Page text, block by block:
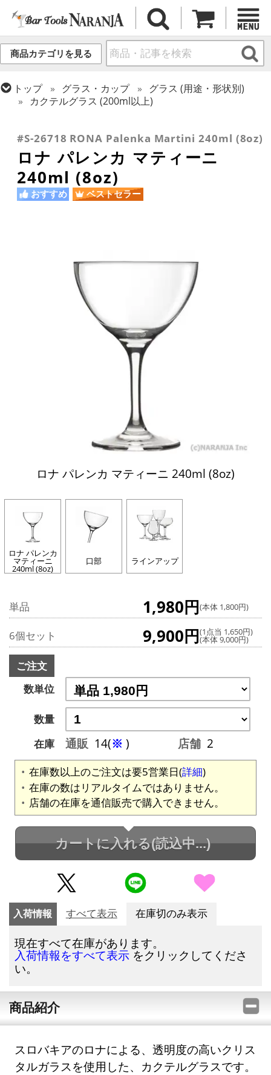
商品カテゴリを見る
トップ グラス・カップ
グラス (用途・形状別)
カクテルグラス (200ml以上)
カクテルグラス (全サイズ)
#S-26718 RONA Palenka Martini 240ml (8oz)
ロナ パレンカ マティーニ
240ml (8oz)
おすすめ ベストセラー
ロナ パレンカ マティーニ 240ml (8oz)
ロナ パレンカ
マティーニ
240ml (8oz)
口部 ラインアップ
単品 1,980円(本体 1,800円)
6個セット 9,900円(1点当 1,650円)
(本体 9,000円)
ご注文
数単位
数量
在庫
通販 14(※ ) 店舗 2
在庫数以上のご注文は要5営業日(詳細)
在庫の数はリアルタイムではありません。
店舗の在庫を通信販売で購入できません。
カートに入れる(読込中...)
入荷情報 すべて表示 在庫切のみ表示
現在すべて在庫があります。
入荷情報をすべて表示 をクリックしてくださ
い。
商品紹介
スロバキアのロナによる、透明度の高いクリス
タルガラスを使用した、カクテルグラスです。